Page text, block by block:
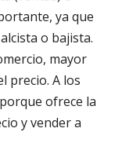
ya que
o bajista.
mayor
precio. A los
ofrece la
y vender a